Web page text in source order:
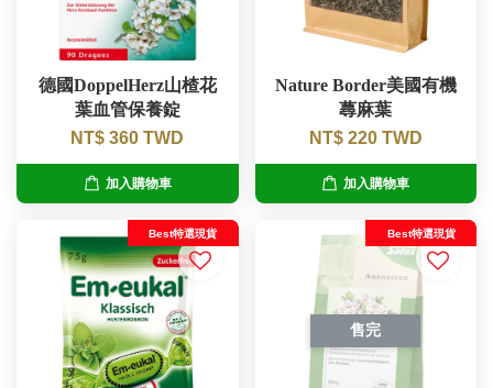
德國DoppelHerz山楂花
葉血管保養錠
NT$ 360 TWD
加入購物車
Nature Border美國有機
蕁麻葉
NT$ 220 TWD
加入購物車
Best特選現貨
售完
Best特選現貨